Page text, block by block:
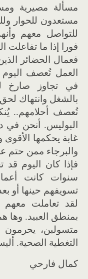
مسألة مصيرية
مستعدون للحوار
للتواصل معهم
فورا إذا ما تفاعلت
فعمال الحضائر
العمل تُعصف
في تجاوز صارخ
بالشغل وانتهاك
تُعصف أحلامهم..
البوليس. أنحن في
غابة يحكمها الأقوى
والبرجاء ممن حتم
تسويفهم حينها أو
لقد تعاملت معهم
بمنطق العبيد. وها
متسولبن،
التغطية الصحية.
كمال فارحي